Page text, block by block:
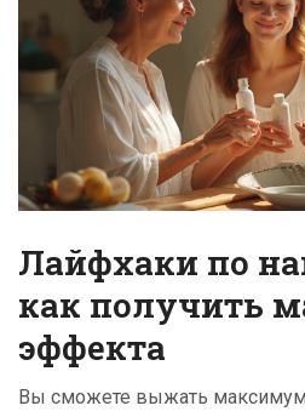
Лайфхаки по
как получить
эффекта
Вы сможете выжать